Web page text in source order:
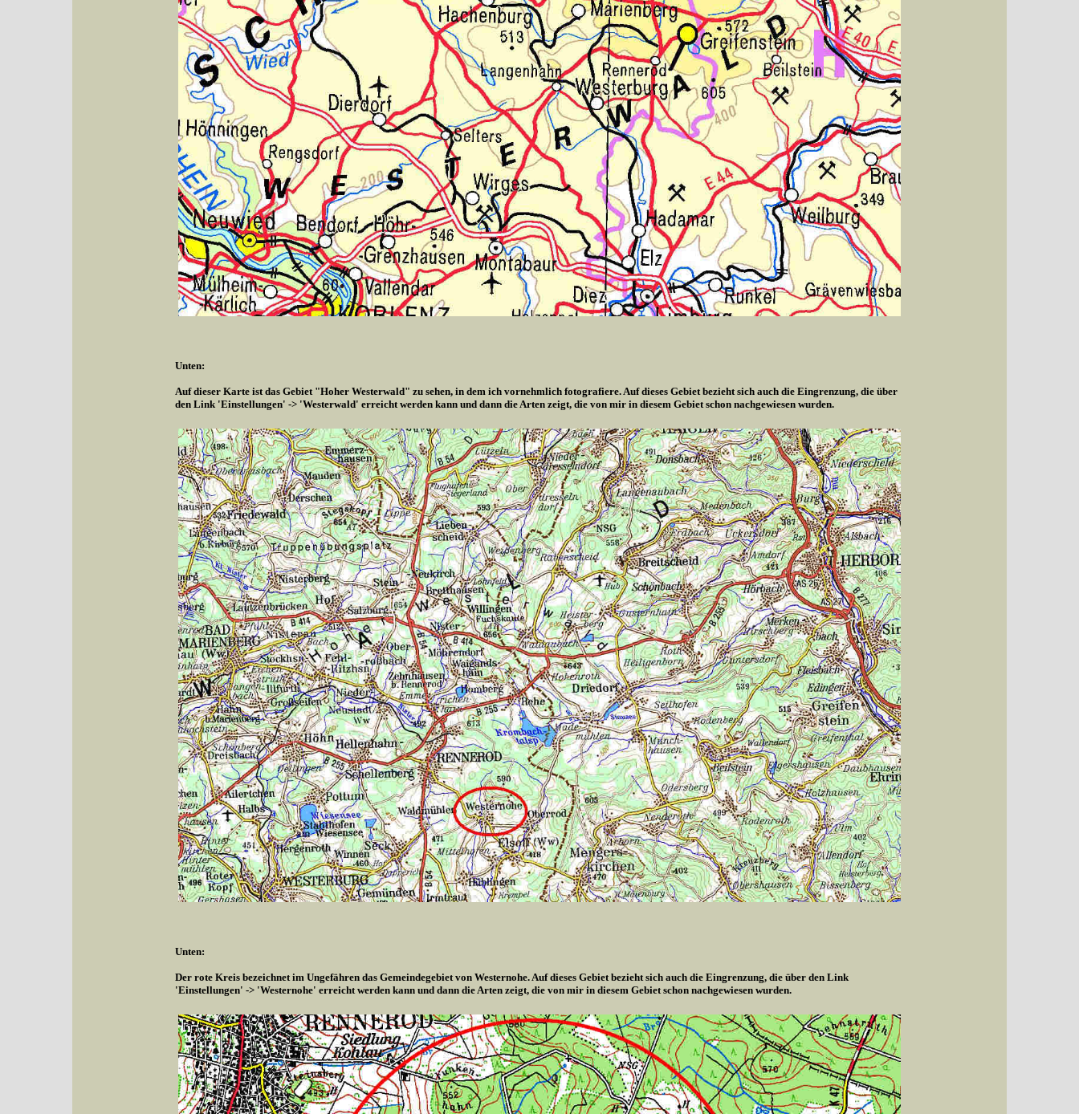
Unten:
Auf dieser Karte ist das Gebiet "Hoher Westerwald" zu sehen, in dem ich vornehmlich fotografiere. Auf dieses Gebiet bezieht sich auch die Eingrenzung, die über
den Link 'Einstellungen' -> 'Westerwald' erreicht werden kann und dann die Arten zeigt, die von mir in diesem Gebiet schon nachgewiesen wurden.
Unten:
Der rote Kreis bezeichnet im Ungefähren das Gemeindegebiet von Westernohe. Auf dieses Gebiet bezieht sich auch die Eingrenzung, die über den Link
'Einstellungen' -> 'Westernohe' erreicht werden kann und dann die Arten zeigt, die von mir in diesem Gebiet schon nachgewiesen wurden.